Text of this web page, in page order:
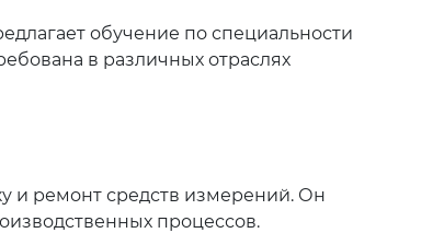
обучение по специальности
в различных отраслях
и ремонт средств измерений. Он
процессов.